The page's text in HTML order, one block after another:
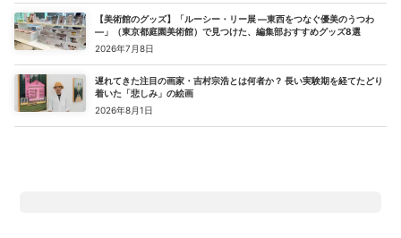
【美術館のグッズ】「ルーシー・リー展 ―東西をつなぐ優美のうつわ
―」（東京都庭園美術館）で見つけた、編集部おすすめグッズ8選
2026年7月8日
遅れてきた注目の画家・吉村宗浩とは何者か？ 長い実験期を経てたどり
着いた「悲しみ」の絵画
2026年8月1日